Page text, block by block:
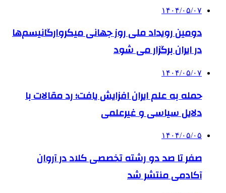
۱۴۰۴/۰۵/۰۷
دومین رویداد ملی روز جهانی میکروارگانیسم‌ها
در ایران برگزار می شود
۱۴۰۴/۰۵/۰۷
حمله به علم ایران افزایش یافت؛ رد مقالات با
دلایل سیاسی و غیرعلمی
۱۴۰۴/۰۵/۰۵
صفر تا صد دو رشته‌ تخصصی کلاد در آروان
آکادمی منتشر شد